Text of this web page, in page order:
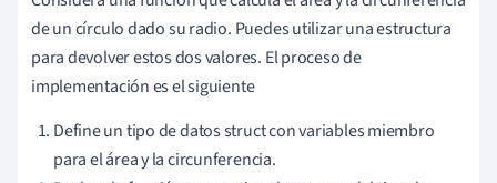
de un círculo dado su radio. Puedes utilizar una estructura
para devolver estos dos valores. El proceso de
implementación es el siguiente
Define un tipo de datos struct con variables miembro
para el área y la circunferencia.